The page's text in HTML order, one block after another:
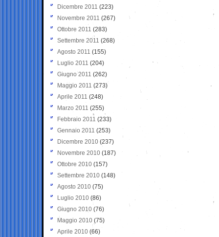
Dicembre 2011 (223)
Novembre 2011 (267)
Ottobre 2011 (283)
Settembre 2011 (268)
Agosto 2011 (155)
Luglio 2011 (204)
Giugno 2011 (262)
Maggio 2011 (273)
Aprile 2011 (248)
Marzo 2011 (255)
Febbraio 2011 (233)
Gennaio 2011 (253)
Dicembre 2010 (237)
Novembre 2010 (187)
Ottobre 2010 (157)
Settembre 2010 (148)
Agosto 2010 (75)
Luglio 2010 (86)
Giugno 2010 (76)
Maggio 2010 (75)
Aprile 2010 (66)